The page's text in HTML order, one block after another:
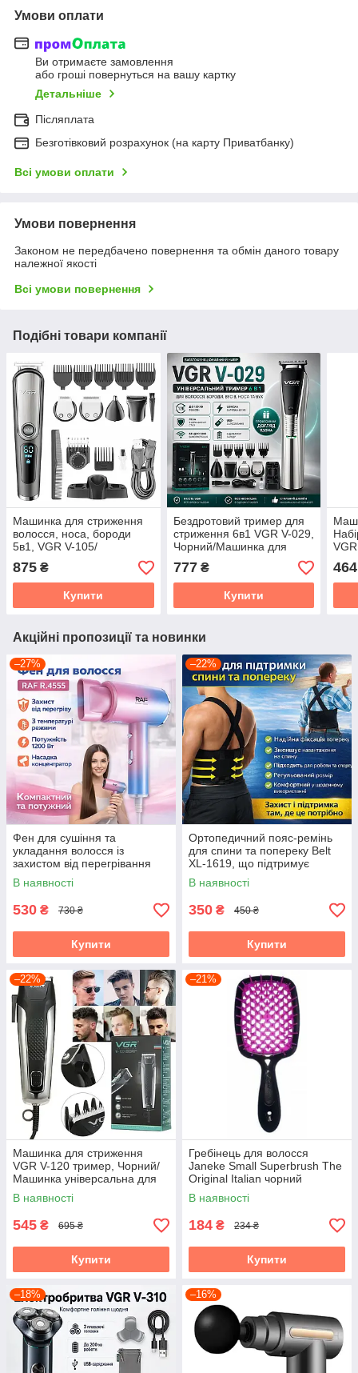
Умови оплати
Ви отримаєте замовлення
або гроші повернуться на вашу картку
Детальніше
Післяплата
Безготівковий розрахунок (на карту Приватбанку)
Всі умови оплати
Умови повернення
Законом не передбачено повернення та обмін даного товару
належної якості
Всі умови повернення
Подібні товари компанії
Машинка для стриження
волосся, носа, бороди
5в1, VGR V-105/
акумуляторний тример/
Електробритва
875 ₴
Купити
Бездротовий тример для
стриження 6в1 VGR V-029,
Чорний/Машинка для
бороди/тример для носа
777₴
Купити
464
Акційні пропозиції та новинки
–27%
Фен для сушіння та
укладання волосся із
захистом від перегрівання
та концентратором RAF
R.4555 1200W
В наявності
530 ₴ 730 ₴
Купити
–22%
Ортопедичний пояс-ремінь
для спини та попереку Belt
XL-1619, що підтримує
еластичний корсет із
регулюванням,
В наявності
350 ₴ 450 ₴
Купити
–22%
Машинка для стриження
VGR V-120 тример, Чорний/
Машинка універсальна для
стриження волосся
В наявності
545 ₴ 695 ₴
Купити
–21%
Гребінець для волосся
Janeke Small Superbrush The
Original Italian чорний
В наявності
184 ₴ 234 ₴
Купити
–18% –16%